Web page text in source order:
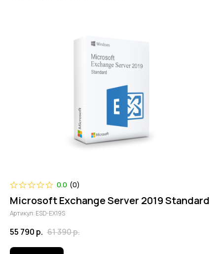
0.0 (0)
Microsoft Exchange Server 2019 Standard
Артикул: ESD-EX19S
55 790 р. 61 390р.